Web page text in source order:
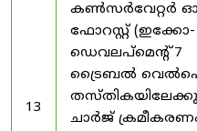
13
കൺസർവേറ്റർ
ഫോറസ്റ്റ് (ഇക്കോ-
ഡെവലപ്മെന്റ് 7
ട്രൈബൽ
ചാർജ്